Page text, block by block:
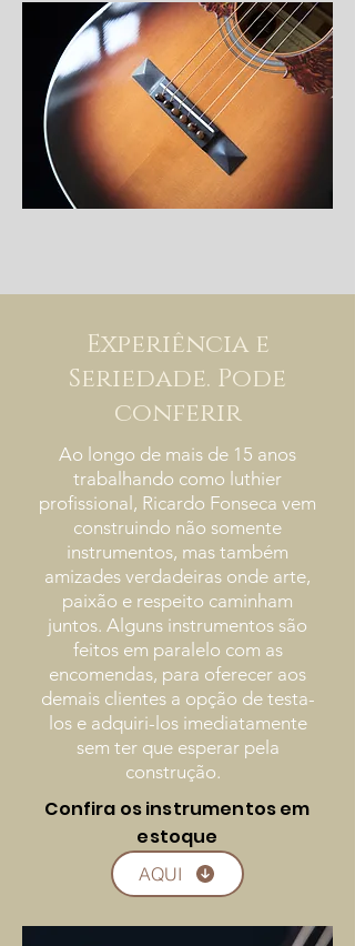
Experiência e
Seriedade. Pode
conferir
Ao longo de mais de 15 anos
trabalhando como luthier
profissional, Ricardo Fonseca vem
construindo não somente
instrumentos, mas também
amizades verdadeiras onde arte,
paixão e respeito caminham
juntos. Alguns instrumentos são
feitos em paralelo com as
encomendas, para oferecer aos
demais clientes a opção de testa-
los e adquiri-los imediatamente
sem ter que esperar pela
construção.
Confira os instrumentos em
estoque
AQUI